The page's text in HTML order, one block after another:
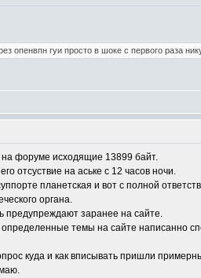
опенвпн гуи просто в шоке с первого раза
на форуме исходящие 13899 байт.
отсуствие на аське с 12 часов ночи.
планетская и вот с полной
органа.
предупреждают заранее на сайте.
определенные темы на сайте
куда и как вписывать пришли